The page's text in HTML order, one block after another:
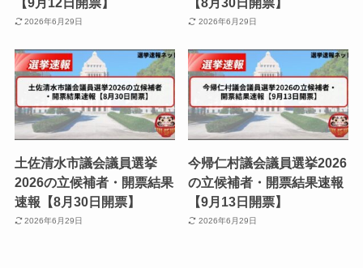
2026年6月29日 2026年6月29日
土佐清水市議会議員選挙
2026の立候補者・開票結果
速報【8月30日開票】
2026年6月29日
今帰仁村議会議員選挙2026
の立候補者・開票結果速報
【9月13日開票】
2026年6月29日